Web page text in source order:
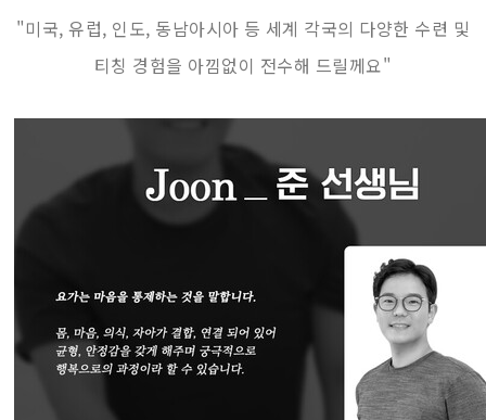
"미국, 유럽, 인도, 동남아시아 등 세계 각국의 다양한 수련 및
티칭 경험을 아낌없이 전수해 드릴께요"